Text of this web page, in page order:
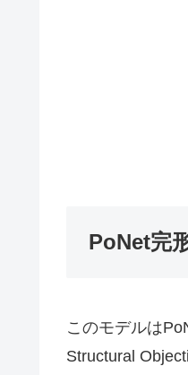
PoNet完
このモデルは
Structural